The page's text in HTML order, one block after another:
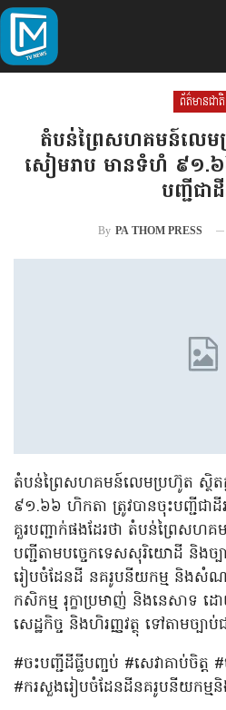
ព័ត៌មានជាតិ
តំបន់ព្រៃសហគមន៍លេមប្
សៀមរាប មានទំហំ ៩១.៦
បញ្ជីជាដី
By PA THOM PRESS
តំបន់ព្រៃសហគមន៍លេមប្រហ៊ូត ស្ថិត
៩១.៦៦ ហិកតា ត្រូវបានចុះបញ្ជីជាដីរ
គួរបញ្ជាក់ផងដែរថា តំបន់ព្រៃសហ
បញ្ជីតាមបច្ចេកទេសសុរិយោដី និង
រៀបចំដែនដី នគរូបនីយកម្ម និងសំ
កសិកម្ម រុក្ខាប្រមាញ់ និងនេសាទ ដ
សេដ្ឋកិច្ច និងហិរញ្ញវត្ថុ ទៅតាមច្ប
#ចះបញ្ជីដីធ្លីបញ្ចប់​ #សេវាគាប់ចិត្ត​
#ករសួងរៀបចំដែនដីនគរូបនីយកម្